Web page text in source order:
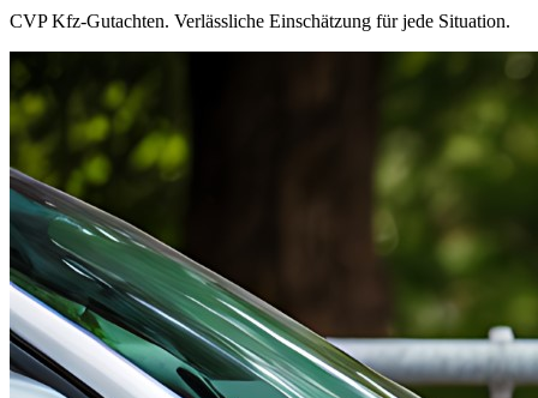
CVP Kfz-Gutachten. Verlässliche Einschätzung für jede Situation.